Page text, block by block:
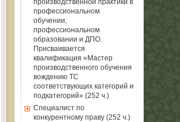
производственной практики в
профессиональном
обучении,
профессиональном
образовании и ДПО.
Присваивается
квалификация «Мастер
производственного обучения
вождению ТС
соответствующих категорий и
подкатегорий» (252 ч.)
Специалист по
конкурентному праву (252 ч.)